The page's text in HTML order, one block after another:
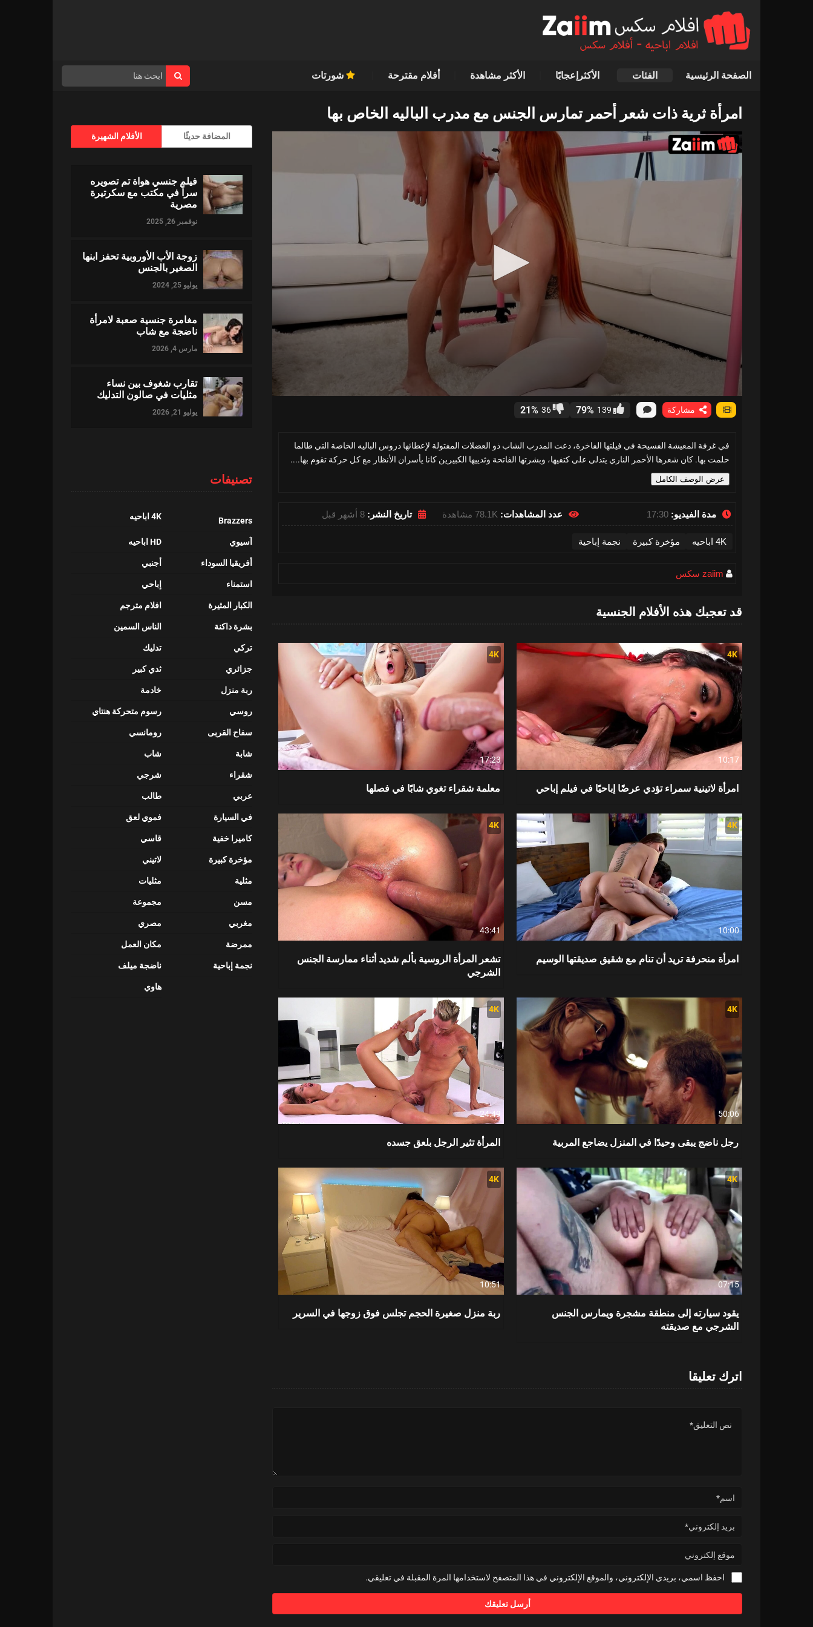
الصفحة الرئيسية الفئات الأكثرإعجابًا الأكثر مشاهدة أفلام مقترحة شورتات
امرأة ثرية ذات شعر أحمر تمارس الجنس مع مدرب الباليه الخاص بها
seconds Volume
مشاركة 139
79%
36
21%
في غرفة المعيشة الفسيحة في فيلتها الفاخرة، دعت المدرب الشاب ذو العضلات المفتولة لإعطائها دروس الباليه الخاصة التي طالما
حلمت بها. كان شعرها الأحمر الناري يتدلى على كتفيها، وبشرتها الفاتحة وثدييها الكبيرين كانا يأسران الأنظار مع كل حركة تقوم بها....
عرض الوصف الكامل
مدة الفيديو: 17:30 عدد المشاهدات: 78.1K مشاهدة تاريخ النشر: 8 أشهر قبل
4K اباحيه مؤخرة كبيرة نجمة إباحية
zaiim سكس
قد تعجبك هذه الأفلام الجنسية
4K
10:17
امرأة لاتينية سمراء تؤدي عرضًا إباحيًا في فيلم إباحي
4K
17:23
معلمة شقراء تغوي شابًا في فصلها
4K
10:00
امرأة منحرفة تريد أن تنام مع شقيق صديقتها الوسيم
4K
43:41
تشعر المرأة الروسية بألم شديد أثناء ممارسة الجنس
الشرجي
4K
50:06
رجل ناضج يبقى وحيدًا في المنزل يضاجع المربية
4K
24:49
المرأة تثير الرجل بلعق جسده
4K
07:15
يقود سيارته إلى منطقة مشجرة ويمارس الجنس
الشرجي مع صديقته
4K
10:51
ربة منزل صغيرة الحجم تجلس فوق زوجها في السرير
اترك تعليقا
احفظ اسمي، بريدي الإلكتروني، والموقع الإلكتروني في هذا المتصفح لاستخدامها المرة المقبلة في تعليقي.
الأفلام الشهيرة المضافة حديثًا
فيلم جنسي هواة تم تصويره
سراً في مكتب مع سكرتيرة
مصرية
نوفمبر 26, 2025
زوجة الأب الأوروبية تحفز ابنها
الصغير بالجنس
يوليو 25, 2024
مغامرة جنسية صعبة لامرأة
ناضجة مع شاب
مارس 4, 2026
تقارب شغوف بين نساء
مثليات في صالون التدليك
يوليو 21, 2026
تصنيفات
4K اباحيه Brazzers
HD اباحيه آسيوي
أجنبي أفريقيا السوداء
إباحي استمناء
افلام مترجم الكبار المثيرة
الناس السمين بشرة داكنة
تدليك تركي
ثدي كبير جزائري
خادمة ربة منزل
رسوم متحركة هنتاي روسي
رومانسي سفاح القربى
شاب شابة
شرجي شقراء
طالب عربي
فموي لعق في السيارة
قاسي كاميرا خفية
لاتيني مؤخرة كبيرة
مثليات مثلية
مجموعة مسن
مصري مغربي
مكان العمل ممرضة
ناضجة ميلف نجمة إباحية
هاوي